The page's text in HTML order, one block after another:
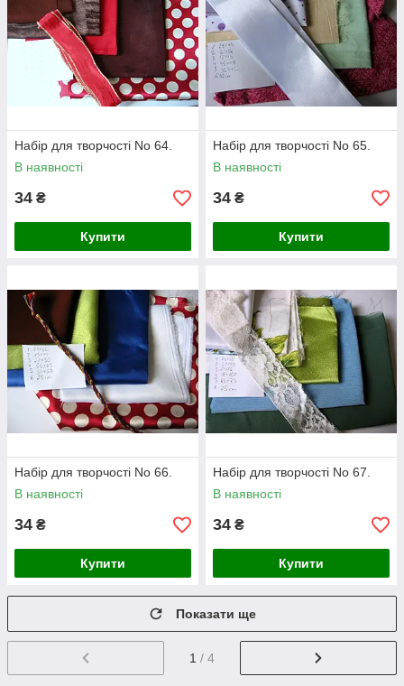
Набір для творчості No 64.
В наявності
34 ₴
Купити
Набір для творчості No 65.
В наявності
34 ₴
Купити
Набір для творчості No 66.
В наявності
34 ₴
Купити
Набір для творчості No 67.
В наявності
34 ₴
Купити
Показати ще
1 / 4